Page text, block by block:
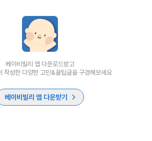
베이비빌리 앱 다운로드받고
작성한 다양한 고민&꿀팁글을 구경해보세요
베이비빌리 앱 다운받기